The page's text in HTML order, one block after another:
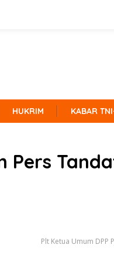
HUKRIM KABAR
Pers
Plt Ketua Umum DPP